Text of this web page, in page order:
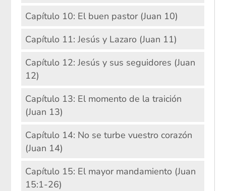
Capítulo 10: El buen pastor (Juan 10)
Capítulo 11: Jesús y Lazaro (Juan 11)
Capítulo 12: Jesús y sus seguidores (Juan
12)
Capítulo 13: El momento de la traición
(Juan 13)
Capítulo 14: No se turbe vuestro corazón
(Juan 14)
Capítulo 15: El mayor mandamiento (Juan
15:1-26)